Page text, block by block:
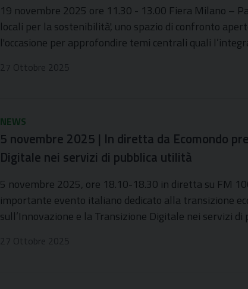
19 novembre 2025 ore 11.30 - 13.00 Fiera Milano –
locali per la sostenibilità', uno spazio di confronto
l'occasione per approfondire temi centrali quali
27 Ottobre 2025
NEWS
5 novembre 2025 | In diretta da Ecomondo
Digitale nei servizi di pubblica utilità
5 novembre 2025, ore 18.10-18.30 in diretta su FM
importante evento italiano dedicato alla transizione
sull’Innovazione e la Transizione Digitale nei servizi
27 Ottobre 2025